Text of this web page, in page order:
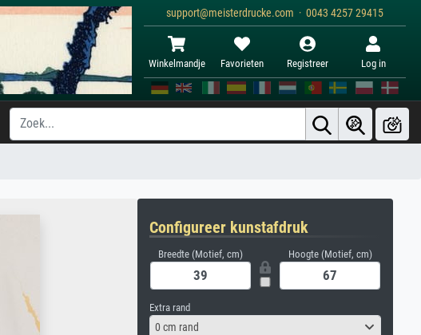
support@meisterdrucke.com · 0043 4257 29415
Winkelmandje Favorieten Registreer Log in
Configureer kunstafdruk
Breedte (Motief, cm) Hoogte (Motief, cm)
Extra rand
0 cm rand